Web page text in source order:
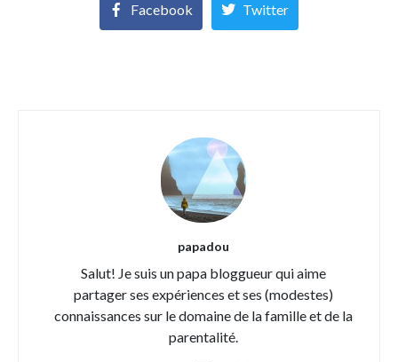
Facebook Twitter
papadou
Salut! Je suis un papa bloggueur qui aime
partager ses expériences et ses (modestes)
connaissances sur le domaine de la famille et de la
parentalité.